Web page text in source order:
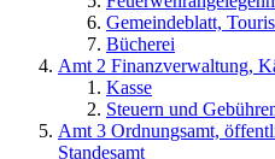
Gemeindeblatt,
Bücherei
Amt 2 Finanzverwaltung,
Kasse
Steuern und
Amt 3 Ordnungsamt,
Standesamt